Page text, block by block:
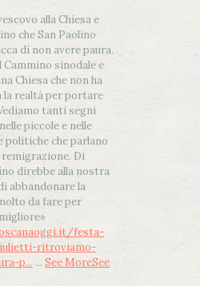
alla Chiesa e
che San Paolino
di non avere paura.
Cammino sinodale e
Chiesa che non ha
realtà per portare
tanti segni
piccole e nelle
politiche che parlano
Di
direbbe alla nostra
abbandonare la
da fare per
festa-
ritroviamo-
p... ... See MoreSee